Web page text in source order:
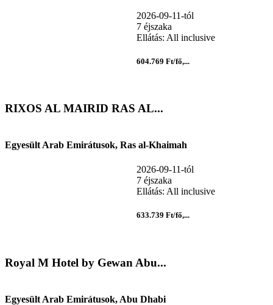
2026-09-11-tól
7 éjszaka
Ellátás: All inclusive
604.769 Ft/fő,...
RIXOS AL MAIRID RAS AL...
Egyesült Arab Emirátusok, Ras al-Khaimah
2026-09-11-tól
7 éjszaka
Ellátás: All inclusive
633.739 Ft/fő,...
Royal M Hotel by Gewan Abu...
Egyesült Arab Emirátusok, Abu Dhabi